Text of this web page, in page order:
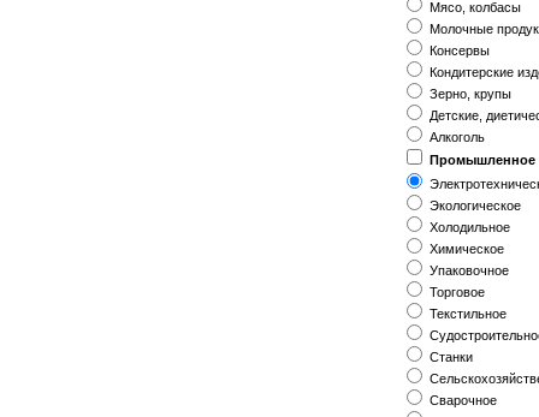
Мясо, колбасы
Молочные
Консервы
Кондитерские
Зерно, крупы
Детские,
Алкоголь
Промышленное
Экологическое
Холодильное
Химическое
Упаковочное
Торговое
Текстильное
Станки
Сварочное